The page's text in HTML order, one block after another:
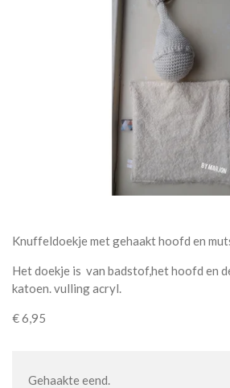
Knuffeldoekje met gehaakt hoofd en
Het doekje is van badstof,het hoofd en
katoen. vulling acryl.
€ 6,95
Gehaakte eend.